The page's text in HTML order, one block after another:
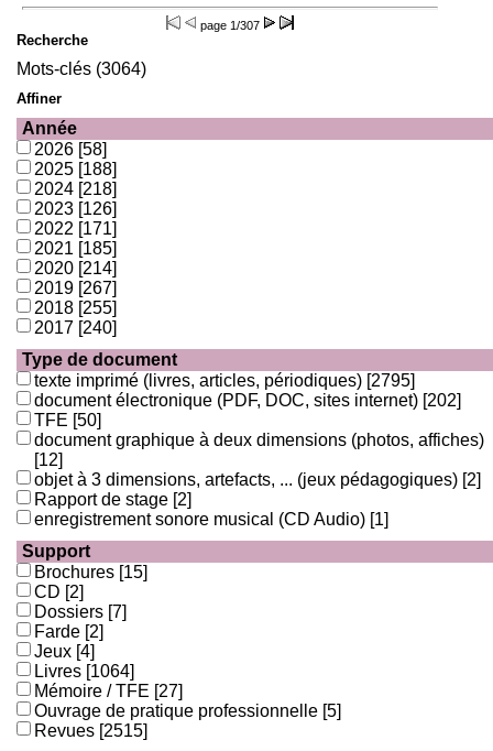
page 1/307
Recherche
Mots-clés (3064)
Affiner
Année
2026 [58]
2025 [188]
2024 [218]
2023 [126]
2022 [171]
2021 [185]
2020 [214]
2019 [267]
2018 [255]
2017 [240]
Type de document
texte imprimé (livres, articles, périodiques) [2795]
document électronique (PDF, DOC, sites internet) [202]
TFE [50]
document graphique à deux dimensions (photos, affiches)
[12]
objet à 3 dimensions, artefacts, ... (jeux pédagogiques) [2]
Rapport de stage [2]
enregistrement sonore musical (CD Audio) [1]
Support
Brochures [15]
CD [2]
Dossiers [7]
Farde [2]
Jeux [4]
Livres [1064]
Mémoire / TFE [27]
Ouvrage de pratique professionnelle [5]
Revues [2515]